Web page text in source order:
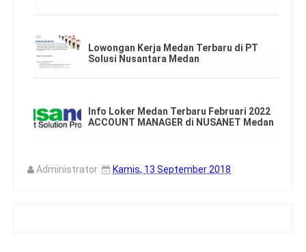
Lowongan Kerja Medan Terbaru di PT
Solusi Nusantara Medan
Info Loker Medan Terbaru Februari 2022
ACCOUNT MANAGER di NUSANET Medan
Administrator Kamis, 13 September 2018